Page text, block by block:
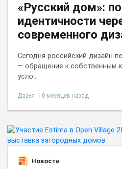
«Русский дом»:
идентичности
современного
Сегодня российский дизайн
— обращение к собственным
усло...
Дарья 10 месяцев назад
Новости